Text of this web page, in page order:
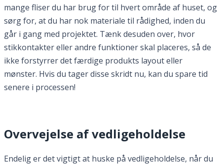
mange fliser du har brug for til hvert område af huset, og
sørg for, at du har nok materiale til rådighed, inden du
går i gang med projektet. Tænk desuden over, hvor
stikkontakter eller andre funktioner skal placeres, så de
ikke forstyrrer det færdige produkts layout eller
mønster. Hvis du tager disse skridt nu, kan du spare tid
senere i processen!
Overvejelse af vedligeholdelse
Endelig er det vigtigt at huske på vedligeholdelse, når du